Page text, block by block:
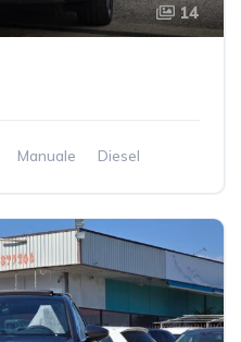
14
Manuale
Diesel